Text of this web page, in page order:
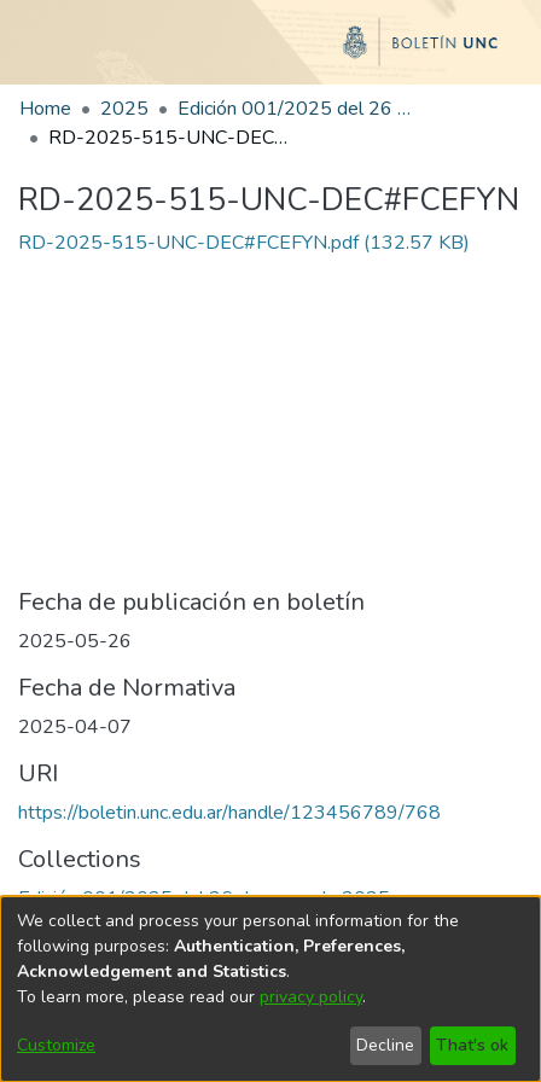
Home 2025
Edición 001/2025 del 26 de mayo de 2025
RD-2025-515-UNC-DEC#FCEFYN
RD-2025-515-UNC-DEC#FCEFYN
RD-2025-515-UNC-DEC#FCEFYN.pdf(132.57 KB)
Fecha de publicación en boletín
2025-05-26
Fecha de Normativa
2025-04-07
URI
https://boletin.unc.edu.ar/handle/123456789/768
Collections
Edición 001/2025 del 26 de mayo de 2025
Universidad Nacional de Córdoba
We collect and process your personal information for the
following purposes: Authentication, Preferences,
Acknowledgement and Statistics.
To learn more, please read our privacy policy.
Customize Decline That's ok